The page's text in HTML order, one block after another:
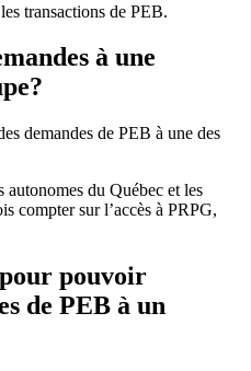
transactions de PEB.
à une
demandes de PEB à une des
autonomes du Québec et les
compter sur l’accès à PRPG,
pouvoir
de PEB à un